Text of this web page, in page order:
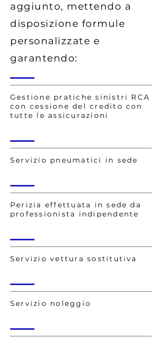
aggiunto, mettendo a
disposizione formule
personalizzate e
garantendo:
Gestione pratiche sinistri RCA
con cessione del credito con
tutte le assicurazioni
Servizio pneumatici in sede
Perizia effettuata in sede da
professionista indipendente
Servizio vettura sostitutiva
Servizio noleggio